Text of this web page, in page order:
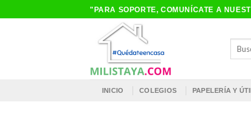
al
"PARA SOPORTE, COMUNÍCATE A
INICIO COLEGIOS PAPELERÍA Y